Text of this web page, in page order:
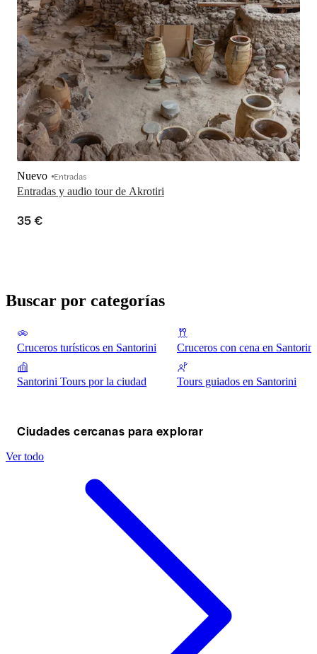
Entradas y audio tour de Akrotiri
Nuevo Entradas
35 €
Buscar por categorías
Cruceros turísticos en Santorini Cruceros con cena en Santorini
Santorini Tours por la ciudad Tours guiados en Santorini
Ciudades cercanas para explorar
Ver todo